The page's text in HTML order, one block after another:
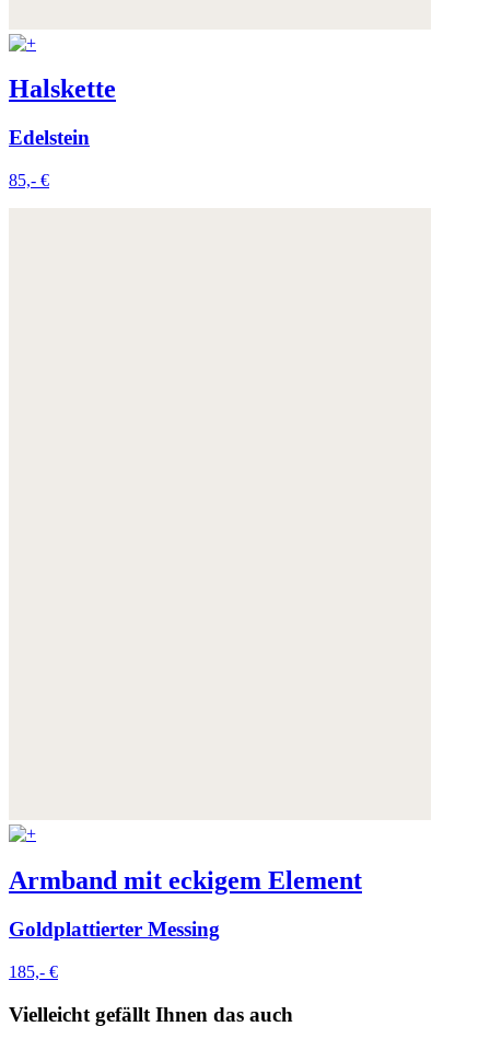
Halskette
Edelstein
85,- €
Armband mit eckigem Element
Goldplattierter Messing
185,- €
Vielleicht gefällt Ihnen das auch